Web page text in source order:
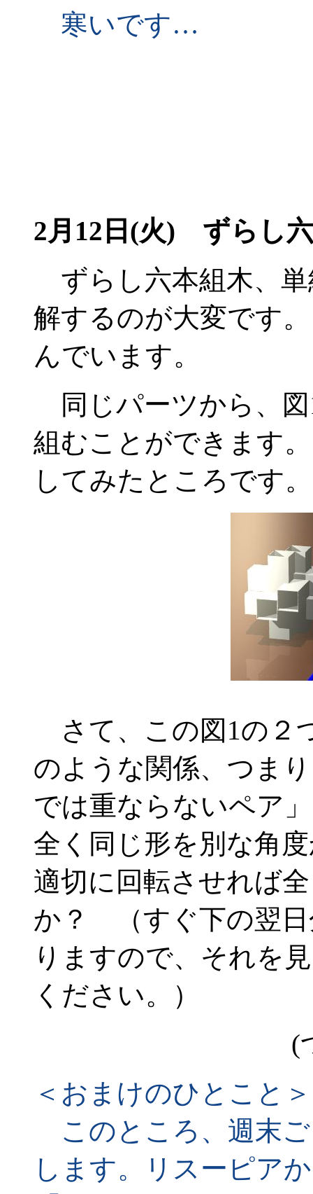
寒いです…
2月12日(火) ずらし
ずらし六本組木、
解するのが大変です
んでいます。
同じパーツから、
組むことができます
してみたところです
さて、この図1の２
のような関係、つま
では重ならないペア
全く同じ形を別な角
適切に回転させれば
か？ （すぐ下の翌日
りますので、それを
ください。）
(
＜おまけのひとこと＞
このところ、週末
します。リスーピア